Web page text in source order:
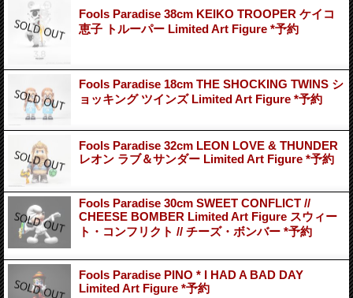
Fools Paradise 38cm KEIKO TROOPER ケイコ
恵子 トルーパー Limited Art Figure *予約
Fools Paradise 18cm THE SHOCKING TWINS シ
ョッキング ツインズ Limited Art Figure *予約
Fools Paradise 32cm LEON LOVE & THUNDER
レオン ラブ＆サンダー Limited Art Figure *予約
Fools Paradise 30cm SWEET CONFLICT //
CHEESE BOMBER Limited Art Figure スウィー
ト・コンフリクト // チーズ・ボンバー *予約
Fools Paradise PINO * I HAD A BAD DAY
Limited Art Figure *予約